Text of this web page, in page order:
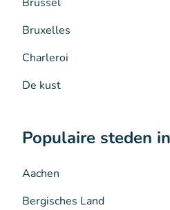
Bruxelles
Charleroi
De kust
Populaire steden
Aachen
Bergisches Land